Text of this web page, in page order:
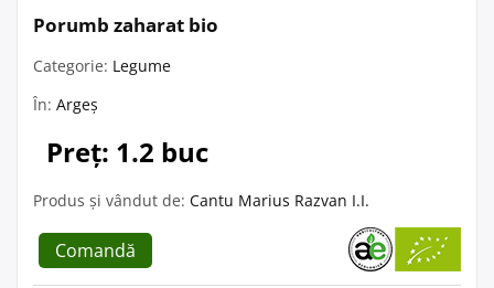
Porumb zaharat bio
Categorie: Legume
În: Argeș
Preț: 1.2 buc
Produs și vândut de: Cantu Marius Razvan I.I.
Comandă